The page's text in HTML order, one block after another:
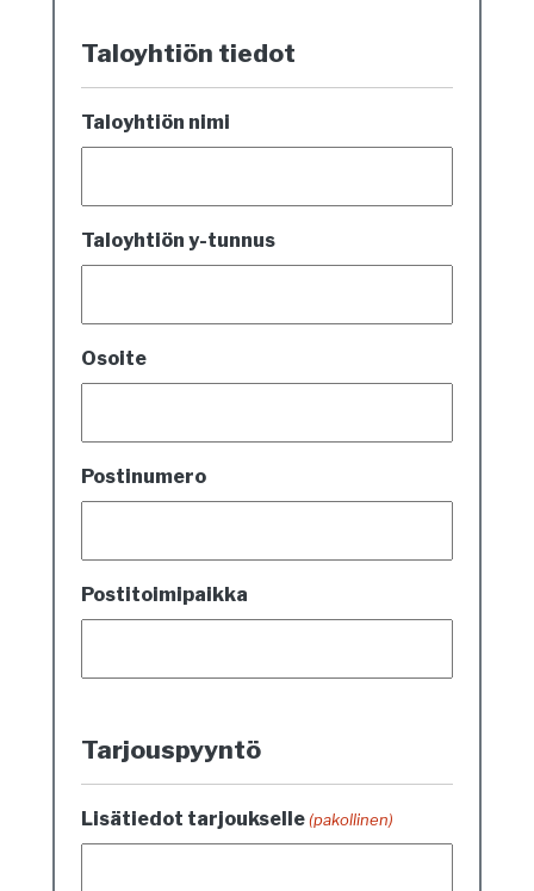
Taloyhtiön tiedot
Taloyhtiön nimi
Taloyhtiön y-tunnus
Osoite
Postinumero
Postitoimipaikka
Tarjouspyyntö
Lisätiedot tarjoukselle (pakollinen)